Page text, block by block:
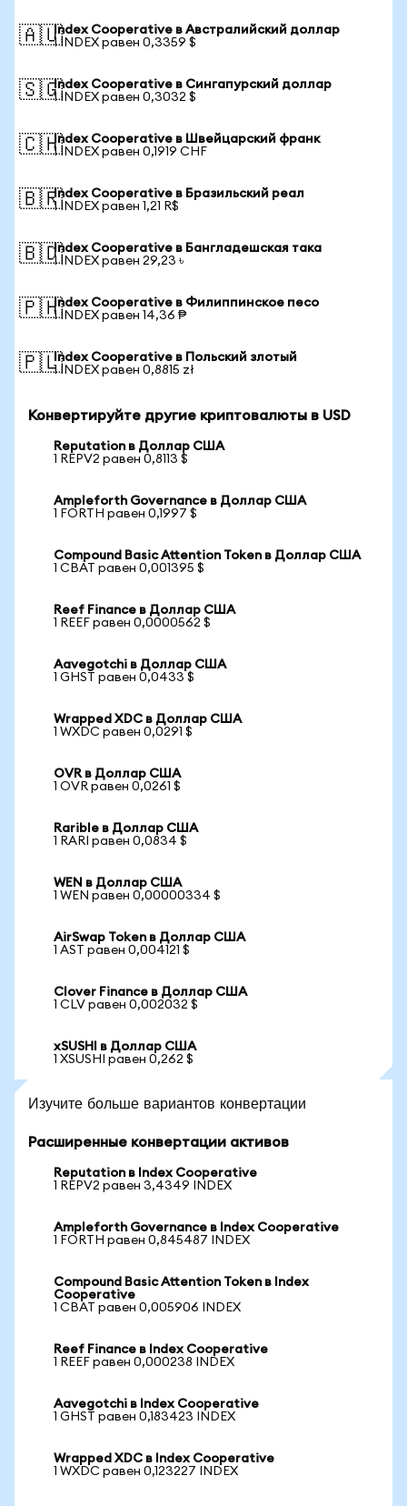
🇦🇺Index Cooperative в Австралийский доллар
1 INDEX равен 0,3359 $
🇸🇬Index Cooperative в Сингапурский доллар
1 INDEX равен 0,3032 $
🇨🇭Index Cooperative в Швейцарский франк
1 INDEX равен 0,1919 CHF
🇧🇷Index Cooperative в Бразильский реал
1 INDEX равен 1,21 R$
🇧🇩Index Cooperative в Бангладешская така
1 INDEX равен 29,23 ৳
🇵🇭Index Cooperative в Филиппинское песо
1 INDEX равен 14,36 ₱
🇵🇱Index Cooperative в Польский злотый
1 INDEX равен 0,8815 zł
Конвертируйте другие криптовалюты в USD
Reputation в Доллар США
1 REPV2 равен 0,8113 $
Ampleforth Governance в Доллар США
1 FORTH равен 0,1997 $
Compound Basic Attention Token в Доллар США
1 CBAT равен 0,001395 $
Reef Finance в Доллар США
1 REEF равен 0,0000562 $
Aavegotchi в Доллар США
1 GHST равен 0,0433 $
Wrapped XDC в Доллар США
1 WXDC равен 0,0291 $
OVR в Доллар США
1 OVR равен 0,0261 $
Rarible в Доллар США
1 RARI равен 0,0834 $
WEN в Доллар США
1 WEN равен 0,00000334 $
AirSwap Token в Доллар США
1 AST равен 0,004121 $
Clover Finance в Доллар США
1 CLV равен 0,002032 $
xSUSHI в Доллар США
1 XSUSHI равен 0,262 $
Изучите больше вариантов конвертации
Расширенные конвертации активов
Reputation в Index Cooperative
1 REPV2 равен 3,4349 INDEX
Ampleforth Governance в Index Cooperative
1 FORTH равен 0,845487 INDEX
Compound Basic Attention Token в Index
Cooperative
1 CBAT равен 0,005906 INDEX
Reef Finance в Index Cooperative
1 REEF равен 0,000238 INDEX
Aavegotchi в Index Cooperative
1 GHST равен 0,183423 INDEX
Wrapped XDC в Index Cooperative
1 WXDC равен 0,123227 INDEX